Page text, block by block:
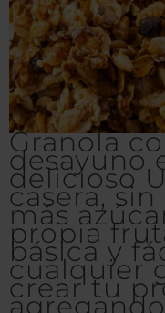
Granola
desayuno
delicioso
casera,
más
propia
básica y
cualquier
crear tu